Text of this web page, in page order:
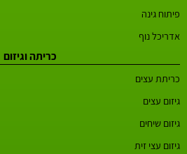
פיתוח גינה
אדריכל נוף
כריתה וגיזום
כריתת עצים
גיזום עצים
גיזום שיחים
גיזום עצי זית